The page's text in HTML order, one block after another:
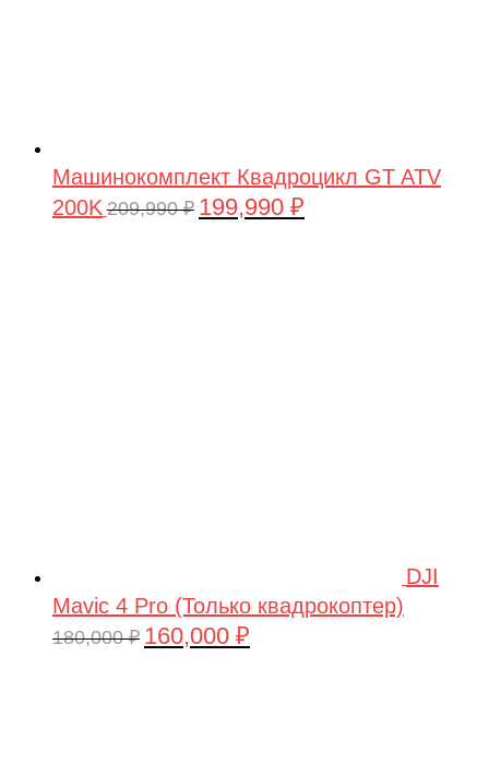
Машинокомплект Квадроцикл GT ATV
200K 209,990₽ Первоначальная
199,990 ₽
DJI
Mavic 4 Pro (Только квадрокоптер)
180,000₽ Первоначальная
160,000 ₽